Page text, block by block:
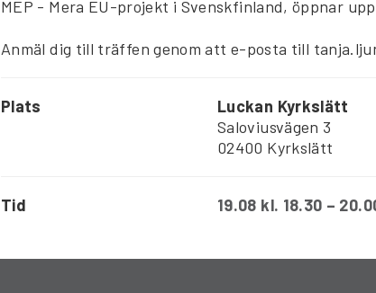
MEP - Mera EU-projekt i Svenskfinland, öppnar
Anmäl dig till träffen genom att e-posta till
Plats
Luckan Kyrkslätt
Saloviusvägen 3
02400 Kyrkslätt
Tid 19.08 kl. 18.30 –